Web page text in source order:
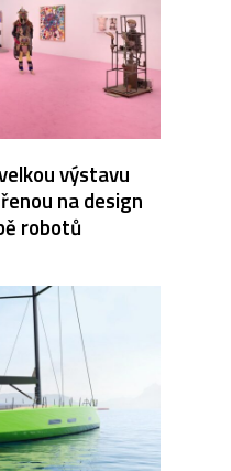
výstavu
na design
robotů